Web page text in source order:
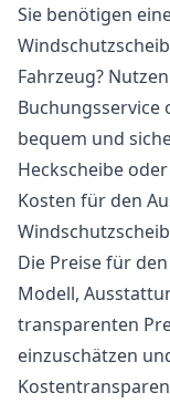
Sie benötigen
Fahrzeug?
Buchungsservice
bequem und
Heckscheibe
Kosten für den
Die Preise für
Modell,
transparenten
einzuschätzen